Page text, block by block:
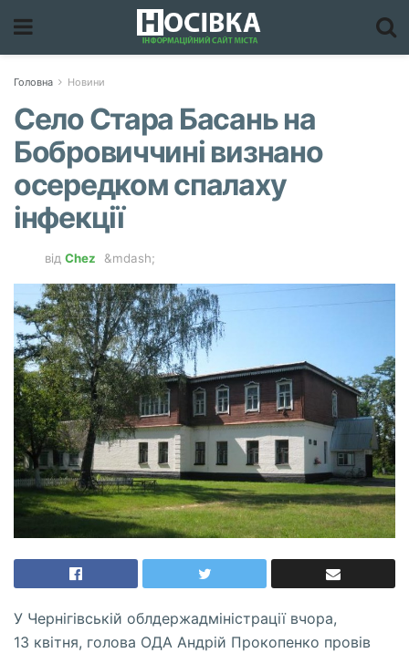
Головна Новини
Село Стара Басань на
Бобровиччині визнано
осередком спалаху
інфекції
від Chez
У Чернігівській облдержадміністрації вчора,
13 квітня, голова ОДА Андрій Прокопенко провів